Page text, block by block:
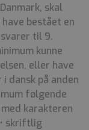
skal
bestået en
svarer til 9.
kunne
eller have
dansk på anden
følgende
karakteren
skriftlig